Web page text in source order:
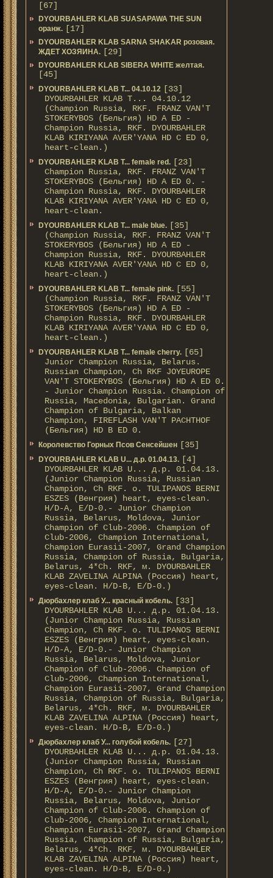
[67]
DYOURBAHLER KLAB SUASAPAWA THE SUN
оранж. [17]
DYOURBAHLER KLAB SARNA SHAKAR розовая.
ЖДЕТ ХОЗЯИНА. [29]
DYOURBAHLER KLAB SIBERA WHITE желтая.
[45]
DYOURBAHLER KLAB T... 04.10.12 [33]
DYOURBAHLER KLAB T... 04.10.12
(Champion Russia, RKF. FRANZ VAN'T
STOKERYBOS (Бельгия) HD А ED -
Champion Russia, RKF. DYOURBAHLER
KLAB KIRIYANA AVER'YANA HD С ED 0,
heart-clean.)
DYOURBAHLER KLAB T... female red. [23]
Champion Russia, RKF. FRANZ VAN'T
STOKERYBOS (Бельгия) HD А ED 0. -
Champion Russia, RKF. DYOURBAHLER
KLAB KIRIYANA AVER'YANA HD С ED 0,
heart-clean.
DYOURBAHLER KLAB T... male blue. [35]
(Champion Russia, RKF. FRANZ VAN'T
STOKERYBOS (Бельгия) HD А ED -
Champion Russia, RKF. DYOURBAHLER
KLAB KIRIYANA AVER'YANA HD С ED 0,
heart-clean.)
DYOURBAHLER KLAB T... female pink. [55]
(Champion Russia, RKF. FRANZ VAN'T
STOKERYBOS (Бельгия) HD А ED -
Champion Russia, RKF. DYOURBAHLER
KLAB KIRIYANA AVER'YANA HD С ED 0,
heart-clean.)
DYOURBAHLER KLAB T... female cherry. [65]
Junior Champion Russia, Belarus.
Russian Champion, Ch RKF JOYEUROPE
VAN'T STOKERYBOS (Бельгия) HD А ED 0.
- Junior Champion Russia. Champion of
Russia, Macedonia, Bulgarian. Grand
Champion of Bulgaria, Balkan
Champion, FIREFLASH VAN'T PACHTHOF
(Бельгия) HD B ED 0.
Королевство Горных Псов Сенсейшен [35]
DYOURBAHLER KLAB U... д.р. 01.04.13. [4]
DYOURBAHLER KLAB U... д.р. 01.04.13.
(Junior Champion Russia, Russian
Champion, Ch RKF. о. TULIPANOS BERNI
ESZES (Венгрия) heart, eyes-clean.
H/D-A, E/D-0.- Junior Champion
Russia, Belarus, Moldova, Junior
Champion of Club-2006. Champion of
Club-2006, Champion International,
Champion Eurasii-2007, Grand Champion
Russia, Champion of Russia, Bulgaria,
Belarus, 4*Ch. RKF, м. DYOURBAHLER
KLAB ZAVELINA ALPINA (Россия) heart,
eyes-clean. H/D-В, E/D-0.)
Дюрбахлер клаб У... красный кобель. [33]
DYOURBAHLER KLAB U... д.р. 01.04.13.
(Junior Champion Russia, Russian
Champion, Ch RKF. о. TULIPANOS BERNI
ESZES (Венгрия) heart, eyes-clean.
H/D-A, E/D-0.- Junior Champion
Russia, Belarus, Moldova, Junior
Champion of Club-2006. Champion of
Club-2006, Champion International,
Champion Eurasii-2007, Grand Champion
Russia, Champion of Russia, Bulgaria,
Belarus, 4*Ch. RKF, м. DYOURBAHLER
KLAB ZAVELINA ALPINA (Россия) heart,
eyes-clean. H/D-В, E/D-0.)
Дюрбахлер клаб У... голубой кобель. [27]
DYOURBAHLER KLAB U... д.р. 01.04.13.
(Junior Champion Russia, Russian
Champion, Ch RKF. о. TULIPANOS BERNI
ESZES (Венгрия) heart, eyes-clean.
H/D-A, E/D-0.- Junior Champion
Russia, Belarus, Moldova, Junior
Champion of Club-2006. Champion of
Club-2006, Champion International,
Champion Eurasii-2007, Grand Champion
Russia, Champion of Russia, Bulgaria,
Belarus, 4*Ch. RKF, м. DYOURBAHLER
KLAB ZAVELINA ALPINA (Россия) heart,
eyes-clean. H/D-В, E/D-0.)